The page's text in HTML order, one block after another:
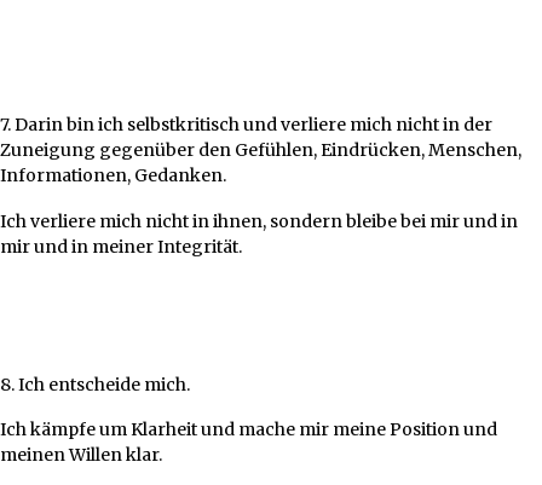
7. Darin bin ich selbstkritisch und verliere mich nicht in der
Zuneigung gegenüber den Gefühlen, Eindrücken, Menschen,
Informationen, Gedanken.
Ich verliere mich nicht in ihnen, sondern bleibe bei mir und in
mir und in meiner Integrität.
8. Ich entscheide mich.
Ich kämpfe um Klarheit und mache mir meine Position und
meinen Willen klar.